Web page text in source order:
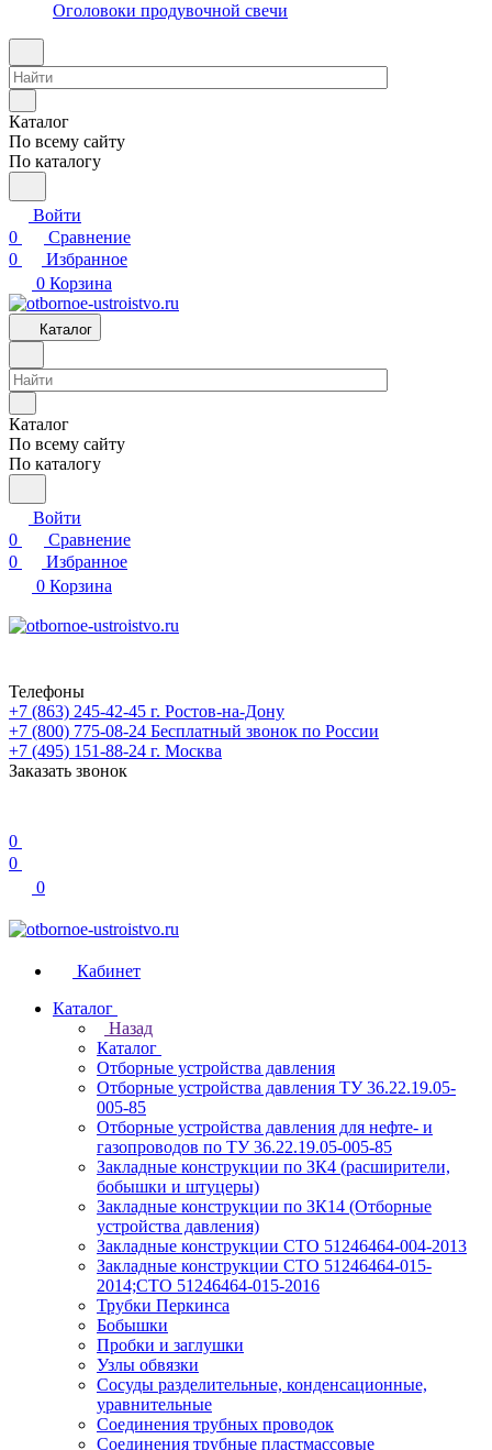
Оголовоки продувочной свечи
Каталог
По всему сайту
По каталогу
Войти
0
Сравнение
0
Избранное
0 Корзина
Каталог
Каталог
По всему сайту
По каталогу
Войти
0
Сравнение
0
Избранное
0 Корзина
Телефоны
+7 (863) 245-42-45 г. Ростов-на-Дону
+7 (800) 775-08-24 Бесплатный звонок по России
+7 (495) 151-88-24 г. Москва
Заказать звонок
0
0
0
Кабинет
Каталог
Назад
Каталог
Отборные устройства давления
Отборные устройства давления ТУ 36.22.19.05-
005-85
Отборные устройства давления для нефте- и
газопроводов по ТУ 36.22.19.05-005-85
Закладные конструкции по ЗК4 (расширители,
бобышки и штуцеры)
Закладные конструкции по ЗК14 (Отборные
устройства давления)
Закладные конструкции СТО 51246464-004-2013
Закладные конструкции СТО 51246464-015-
2014;СТО 51246464-015-2016
Трубки Перкинса
Бобышки
Пробки и заглушки
Узлы обвязки
Сосуды разделительные, конденсационные,
уравнительные
Соединения трубных проводок
Соединения трубные пластмассовые